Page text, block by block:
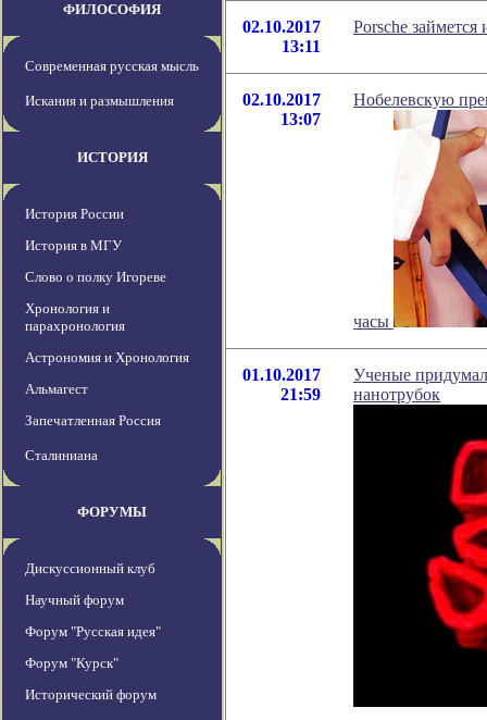
ФИЛОСОФИЯ
Современная русская мысль
Искания и размышления
ИСТОРИЯ
История России
История в МГУ
Слово о полку Игореве
Хронология и
парахронология
Астрономия и Хронология
Альмагест
Запечатленная Россия
Сталиниана
ФОРУМЫ
Дискуссионный клуб
Научный форум
Форум "Русская идея"
Форум "Курск"
Исторический форум
02.10.2017
13:11
Porsche
02.10.2017
13:07
Нобелевскую
часы
01.10.2017
21:59
Ученые
нанотрубок